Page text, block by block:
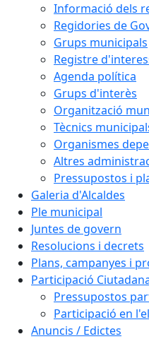
Informació dels
Regidories de
Grups municipals
Registre
Agenda política
Grups d'interès
Organització
Tècnics
Organismes
Altres
Pressupostos i
Galeria d'Alcaldes
Ple municipal
Juntes de govern
Resolucions i decrets
Plans, campanyes i
Participació
Pressupostos
Participació en
Anuncis / Edictes